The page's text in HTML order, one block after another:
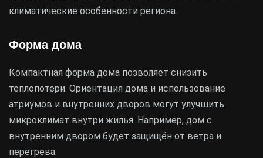
климатические особенности региона.
Форма дома
Компактная форма дома позволяет снизить
теплопотери. Ориентация дома и использование
атриумов и внутренних дворов могут улучшить
микроклимат внутри жилья. Например, дом с
внутренним двором будет защищён от ветра и
перегрева.